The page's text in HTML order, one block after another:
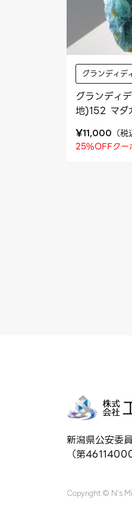
グランディデ
グランディ
地)152 マダ
¥11,000 （税
25%OFFクー
新潟県公安委
（第
Copyright © N's